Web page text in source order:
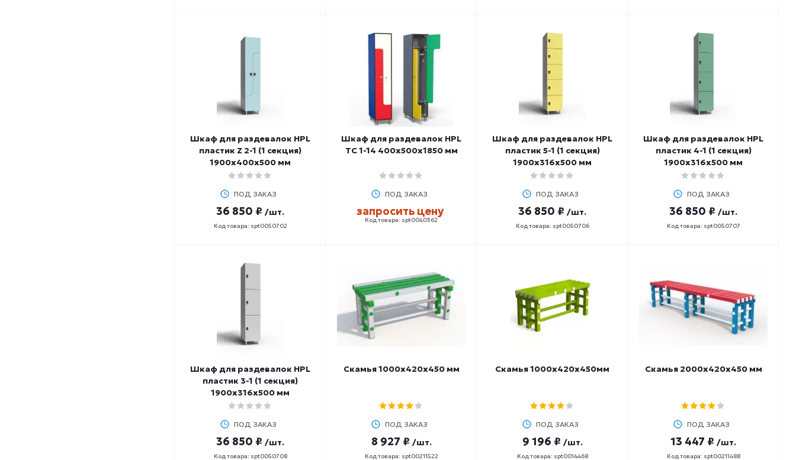
Шкаф для раздевалок HPL
пластик Z 2-1 (1 секция)
1900х400х500 мм
ПОД ЗАКАЗ
36 850 ₽ /шт.
Код товара: spt0050702
Шкаф для раздевалок HPL
ТС 1-14 400х500х1850 мм
ПОД ЗАКАЗ
запросить цену
Код товара: spt0040362
Шкаф для раздевалок HPL
пластик 5-1 (1 секция)
1900х316х500 мм
ПОД ЗАКАЗ
36 850 ₽ /шт.
Код товара: spt0050706
Шкаф для раздевалок HPL
пластик 4-1 (1 секция)
1900х316х500 мм
ПОД ЗАКАЗ
36 850 ₽ /шт.
Код товара: spt0050707
Шкаф для раздевалок HPL
пластик 3-1 (1 секция)
1900х316х500 мм
ПОД ЗАКАЗ
36 850 ₽ /шт.
Код товара: spt0050708
Скамья 1000х420х450 мм
ПОД ЗАКАЗ
8 927 ₽ /шт.
Код товара: spt00211522
Скамья 1000х420х450мм
ПОД ЗАКАЗ
9 196 ₽ /шт.
Код товара: spt0014468
Скамья 2000х420х450 мм
ПОД ЗАКАЗ
13 447 ₽ /шт.
Код товара: spt00211488